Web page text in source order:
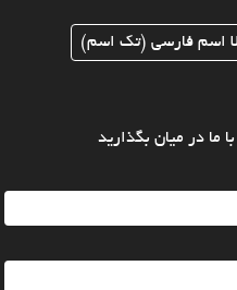
اسم فارسی (تک اسم)
ما در میان بگذارید